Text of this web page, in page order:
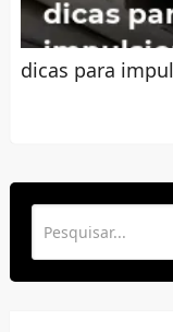
dicas para